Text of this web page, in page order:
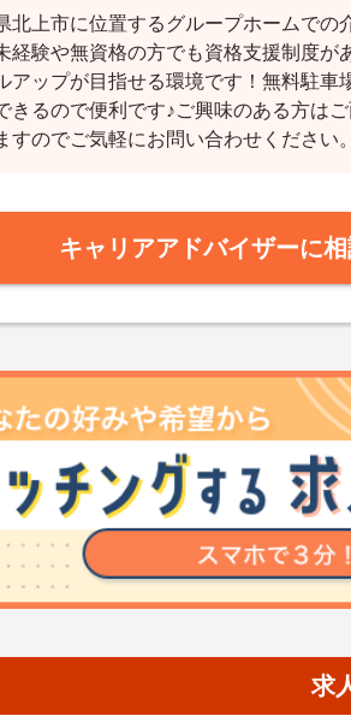
北上市に位置するグループホームでの
経験や無資格の方でも資格支援制度が
アップが目指せる環境です！無料駐車
きるので便利です♪ご興味のある方は
すのでご気軽にお問い合わせください。
キャリアアドバイザーに
求